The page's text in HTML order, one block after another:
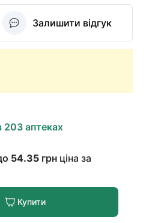
Залишити відгук
203 аптеках
54.35грн ціна за
Купити